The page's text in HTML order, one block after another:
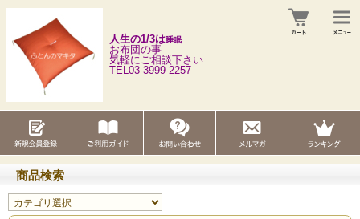
人生の1/3は睡眠
お布団の事
気軽にご相談下さい
TEL03-3999-2257
商品検索